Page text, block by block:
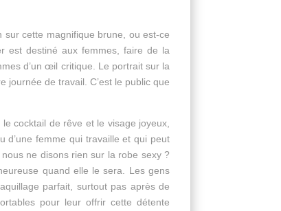
sur cette magnifique brune, ou est-ce
est destiné aux femmes, faire de la
d’un œil critique. Le portrait sur la
journée de travail. C’est le public que
cocktail de rêve et le visage joyeux,
d’une femme qui travaille et qui peut
ne disons rien sur la robe sexy ?
quand elle le sera. Les gens
parfait, surtout pas après de
pour leur offrir cette détente